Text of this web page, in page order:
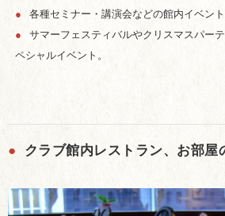
●
各種セミナー・講演会などの館内イベント
●
サマーフェスティバルやクリスマスパー
ペシャルイベント。
● クラブ館内レストラン、お部屋